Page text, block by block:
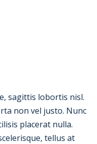
sagittis lobortis nisl.
non vel justo. Nunc
placerat nulla.
tellus at